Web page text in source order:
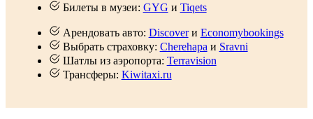
Билеты в музеи: GYG и Tiqets
Арендовать авто: Discoverи Economybookings
Выбрать страховку: Cherehapa и Sravni
Шатлы из аэропорта: Terravision
Трансферы: Kiwitaxi.ru